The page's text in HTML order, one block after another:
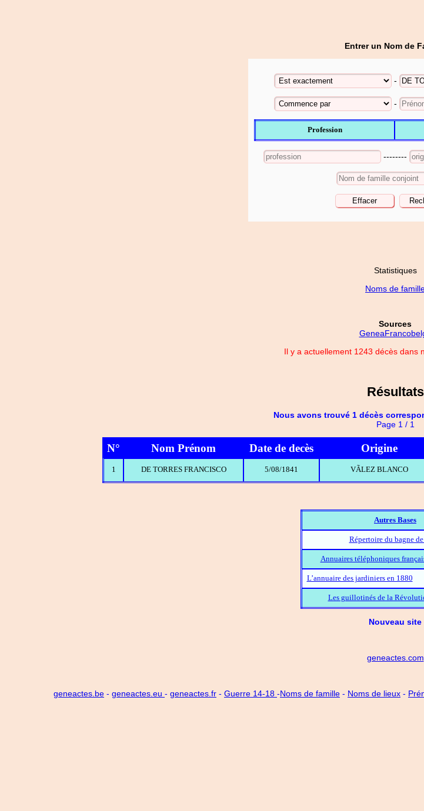
Entrer un Nom de
-
-
Profession
--------
Statistiques
Noms de
Sources
Il y a actuellement 1243 décès dans
Résultats
Nous avons trouvé 1 décès
Page 1 / 1
N° Nom Prénom Date de decès Origine
1 DE TORRES FRANCISCO 5/08/1841 VÃLEZ BLANCO
Autres Bases
Répertoire du bagne
Annuaires téléphoniques
L’annuaire des jardiniers en 1880
Les guillotinés de la
Nouveau site
geneactes.com
geneactes.be - geneactes.eu - geneactes.fr - Guerre 14-18 -Noms de famille - Noms de lieux -